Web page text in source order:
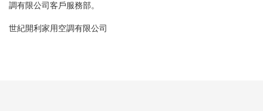
調有限公司客戶服務部。
世紀開利家用空調有限公司